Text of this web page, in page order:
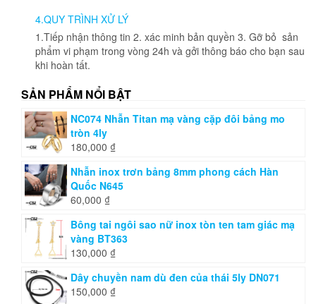
sản
phẩm
4.QUY TRÌNH XỬ LÝ
1.Tiếp nhận thông tin 2. xác minh bản quyền 3. Gỡ bỏ sản
phẩm vi phạm trong vòng 24h và gởi thông báo cho bạn sau
khi hoàn tất.
SẢN PHẨM NỔI BẬT
NC074 Nhẫn Titan mạ vàng cặp đôi bảng mo
tròn 4ly
180,000 ₫
Nhẫn inox trơn bảng 8mm phong cách Hàn
Quốc N645
60,000 ₫
Bông tai ngôi sao nữ inox tòn ten tam giác mạ
vàng BT363
130,000 ₫
Dây chuyền nam dù đen của thái 5ly DN071
150,000 ₫